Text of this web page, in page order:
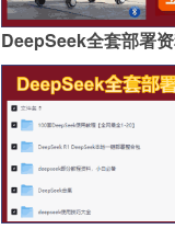
DeepSeek全套部署